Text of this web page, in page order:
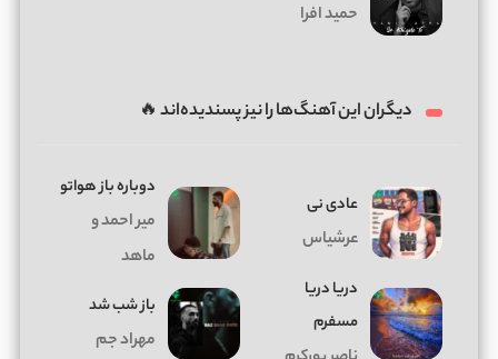
حمید افرا
دیگران این آهنگ‌ها را نیز پسندیده‌اند 🔥
عادی نی
عرشیاس
دوباره باز هواتو
میر احمد و
ماهد
دریا دریا
مسفرم
باز شب شد
مهراد جم